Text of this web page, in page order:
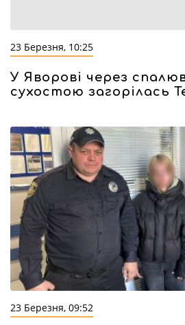
23 Березня, 10:25
У Яворові через
сухостою загорілась
23 Березня, 09:52